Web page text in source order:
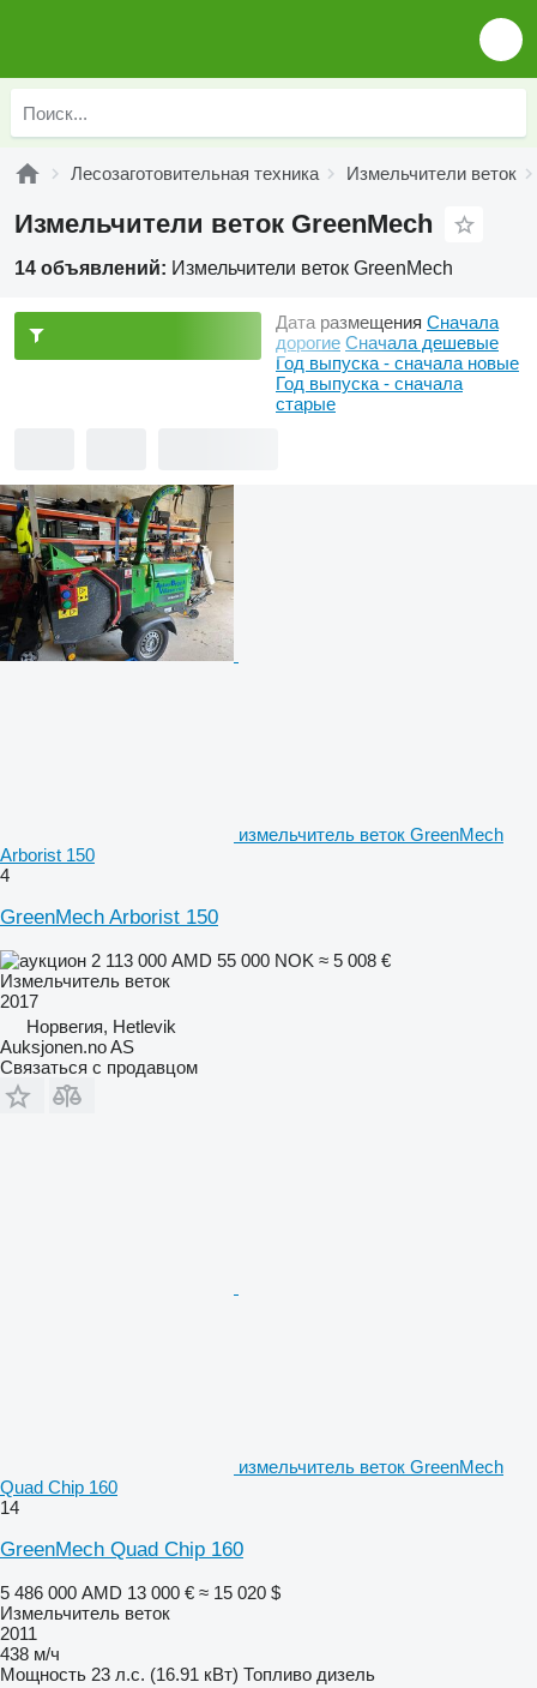
Лесозаготовительная техника Измельчители веток
Измельчители веток GreenMech
14 объявлений: Измельчители веток GreenMech
Дата размещения Сначала
дорогие Сначала дешевые
Год выпуска - сначала новые
Год выпуска - сначала
старые
измельчитель веток GreenMech
Arborist 150
4
GreenMech Arborist 150
2 113 000 AMD 55 000 NOK ≈ 5 008 €
Измельчитель веток
2017
Норвегия, Hetlevik
Auksjonen.no AS
Связаться с продавцом
измельчитель веток GreenMech
Quad Chip 160
14
GreenMech Quad Chip 160
5 486 000 AMD 13 000 € ≈ 15 020 $
Измельчитель веток
2011
438 м/ч
Мощность 23 л.с. (16.91 кВт) Топливо дизель